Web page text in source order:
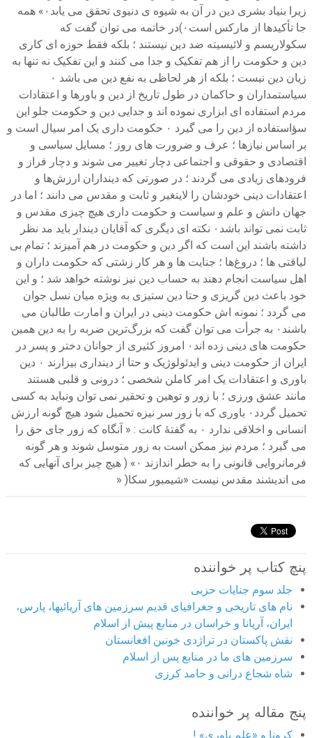
» )
پنچ کتاب پر خواننده
جلد سوم جنایات حزبی
نام های تاریخی و جغرافیای قدیم سرزمین های آریائیها، پارس،
ایران، آریانا و خراسان در منابع پیش از اسلام
نقش پاکستان در تراژدی خونین افغانستان
سرزمین های ما در منابع پس از اسلام
شاه شجاع درانی و حامد کرزی
پنج مقاله پر خواننده
کرونا و «علم باوری» !